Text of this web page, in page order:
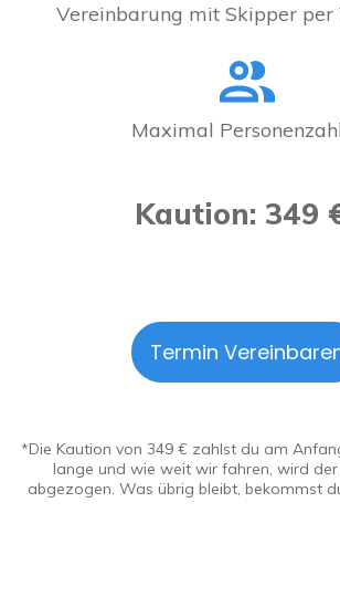
Vereinbarung mit Skipper per
Maximal
Kaution: 349
Termin
*Die Kaution von 349 € zahlst du am
lange und wie weit wir fahren, wird
abgezogen. Was übrig bleibt, bekommst